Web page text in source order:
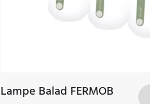
Lampe Balad FERMOB